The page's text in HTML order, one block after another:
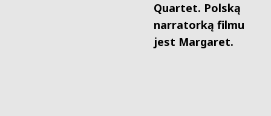
Quartet. Polską
narratorką filmu
jest Margaret.